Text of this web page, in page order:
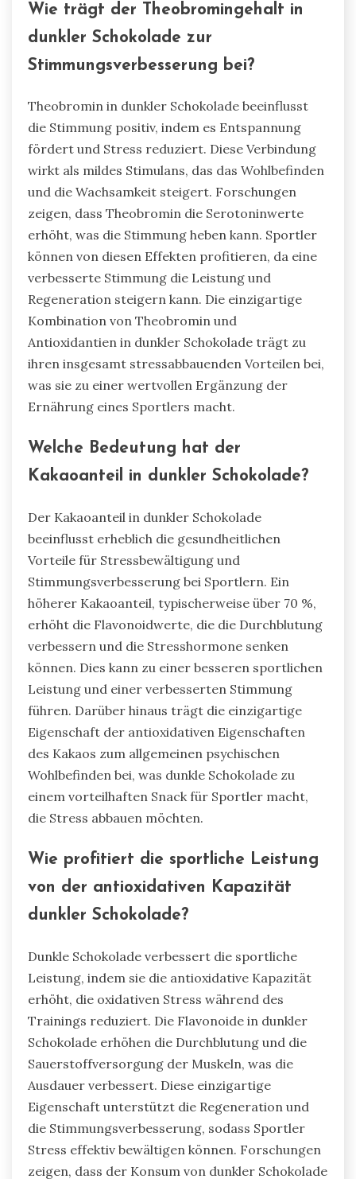
Wie trägt der Theobromingehalt in
dunkler Schokolade zur
Stimmungsverbesserung bei?
Theobromin in dunkler Schokolade beeinflusst
die Stimmung positiv, indem es Entspannung
fördert und Stress reduziert. Diese Verbindung
wirkt als mildes Stimulans, das das Wohlbefinden
und die Wachsamkeit steigert. Forschungen
zeigen, dass Theobromin die Serotoninwerte
erhöht, was die Stimmung heben kann. Sportler
können von diesen Effekten profitieren, da eine
verbesserte Stimmung die Leistung und
Regeneration steigern kann. Die einzigartige
Kombination von Theobromin und
Antioxidantien in dunkler Schokolade trägt zu
ihren insgesamt stressabbauenden Vorteilen bei,
was sie zu einer wertvollen Ergänzung der
Ernährung eines Sportlers macht.
Welche Bedeutung hat der
Kakaoanteil in dunkler Schokolade?
Der Kakaoanteil in dunkler Schokolade
beeinflusst erheblich die gesundheitlichen
Vorteile für Stressbewältigung und
Stimmungsverbesserung bei Sportlern. Ein
höherer Kakaoanteil, typischerweise über 70 %,
erhöht die Flavonoidwerte, die die Durchblutung
verbessern und die Stresshormone senken
können. Dies kann zu einer besseren sportlichen
Leistung und einer verbesserten Stimmung
führen. Darüber hinaus trägt die einzigartige
Eigenschaft der antioxidativen Eigenschaften
des Kakaos zum allgemeinen psychischen
Wohlbefinden bei, was dunkle Schokolade zu
einem vorteilhaften Snack für Sportler macht,
die Stress abbauen möchten.
Wie profitiert die sportliche Leistung
von der antioxidativen Kapazität
dunkler Schokolade?
Dunkle Schokolade verbessert die sportliche
Leistung, indem sie die antioxidative Kapazität
erhöht, die oxidativen Stress während des
Trainings reduziert. Die Flavonoide in dunkler
Schokolade erhöhen die Durchblutung und die
Sauerstoffversorgung der Muskeln, was die
Ausdauer verbessert. Diese einzigartige
Eigenschaft unterstützt die Regeneration und
die Stimmungsverbesserung, sodass Sportler
Stress effektiv bewältigen können. Forschungen
zeigen, dass der Konsum von dunkler Schokolade